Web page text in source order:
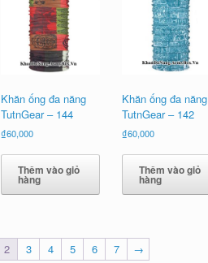
Khăn ống đa năng
TutnGear – 144
₫60,000
Thêm vào giỏ
hàng
Khăn ống đa năng
TutnGear – 142
₫60,000
Thêm vào giỏ
hàng
2 3 4 5 6 7 →